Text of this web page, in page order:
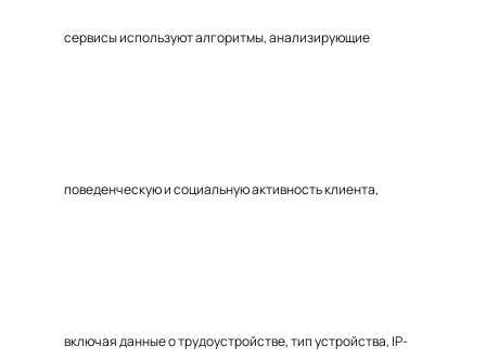
сервисы используют алгоритмы, анализирующие
поведенческую и социальную активность клиента,
включая данные о трудоустройстве, тип устройства, IP-